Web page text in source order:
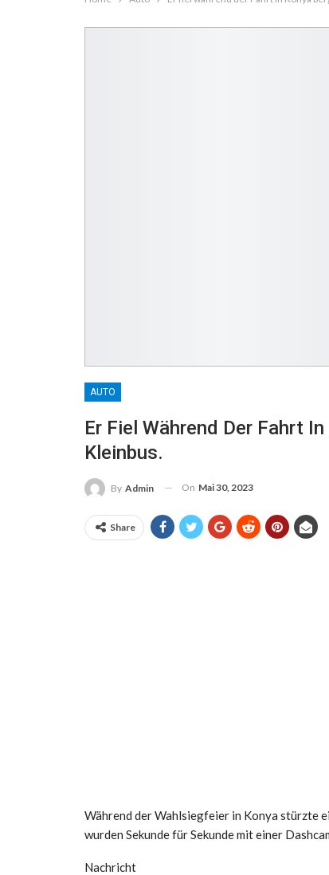
AUTO
Er Fiel Während Der Fahrt
Kleinbus.
By Admin On Mai 30, 2023
Share
Während der Wahlsiegfeier in Konya stürzte
wurden Sekunde für Sekunde mit einer
Nachricht